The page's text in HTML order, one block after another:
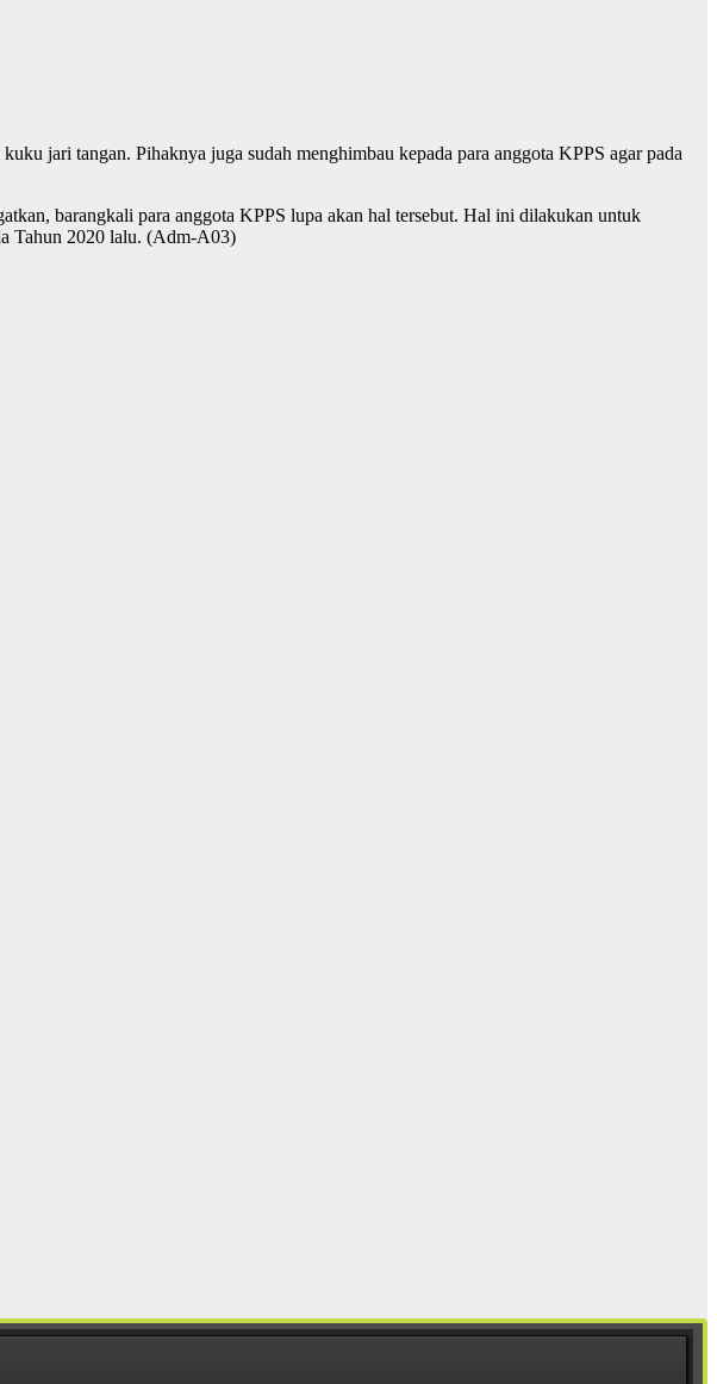
jari tangan. Pihaknya juga sudah menghimbau kepada para anggota KPPS agar pada
barangkali para anggota KPPS lupa akan hal tersebut. Hal ini dilakukan untuk
Tahun 2020 lalu. (Adm-A03)